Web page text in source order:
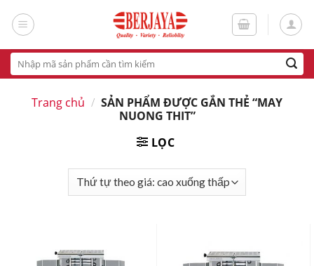
Tìm
kiếm:
Trang chủ / SẢN PHẨM ĐƯỢC GẮN THẺ “MAY
NUONG THIT”
LỌC